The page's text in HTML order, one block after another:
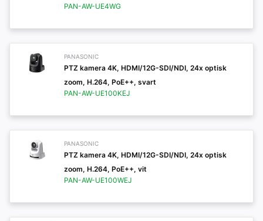
PAN-AW-UE4WG
PANASONIC
PTZ kamera 4K, HDMI/12G-SDI/NDI, 24x optisk
zoom, H.264, PoE++, svart
PAN-AW-UE100KEJ
PANASONIC
PTZ kamera 4K, HDMI/12G-SDI/NDI, 24x optisk
zoom, H.264, PoE++, vit
PAN-AW-UE100WEJ